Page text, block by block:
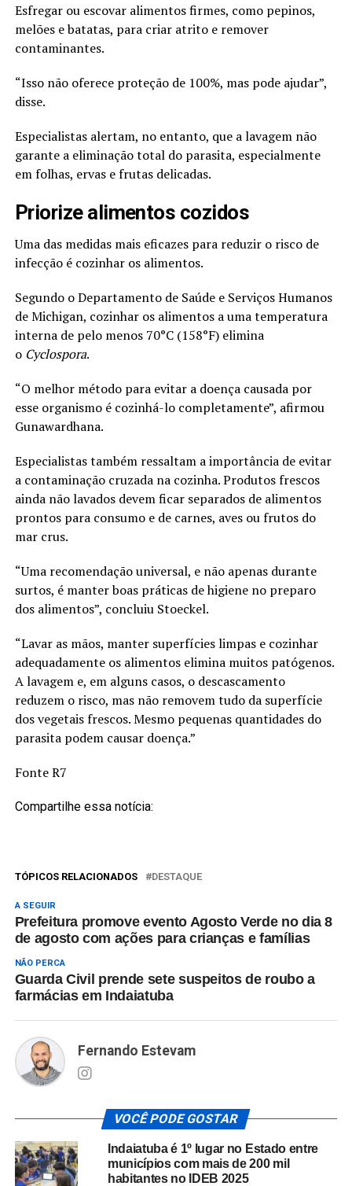
Esfregar ou escovar alimentos firmes, como pepinos,
melões e batatas, para criar atrito e remover
contaminantes.
“Isso não oferece proteção de 100%, mas pode ajudar”,
disse.
Especialistas alertam, no entanto, que a lavagem não
garante a eliminação total do parasita, especialmente
em folhas, ervas e frutas delicadas.
Priorize alimentos cozidos
Uma das medidas mais eficazes para reduzir o risco de
infecção é cozinhar os alimentos.
Segundo o Departamento de Saúde e Serviços Humanos
de Michigan, cozinhar os alimentos a uma temperatura
interna de pelo menos 70°C (158°F) elimina
o Cyclospora.
“O melhor método para evitar a doença causada por
esse organismo é cozinhá-lo completamente”, afirmou
Gunawardhana.
Especialistas também ressaltam a importância de evitar
a contaminação cruzada na cozinha. Produtos frescos
ainda não lavados devem ficar separados de alimentos
prontos para consumo e de carnes, aves ou frutos do
mar crus.
“Uma recomendação universal, e não apenas durante
surtos, é manter boas práticas de higiene no preparo
dos alimentos”, concluiu Stoeckel.
“Lavar as mãos, manter superfícies limpas e cozinhar
adequadamente os alimentos elimina muitos patógenos.
A lavagem e, em alguns casos, o descascamento
reduzem o risco, mas não removem tudo da superfície
dos vegetais frescos. Mesmo pequenas quantidades do
parasita podem causar doença.”
Fonte R7
Compartilhe essa notícia:
TÓPICOS RELACIONADOS DESTAQUE
A SEGUIR
Prefeitura promove evento Agosto Verde no dia 8
de agosto com ações para crianças e famílias
NÃO PERCA
Guarda Civil prende sete suspeitos de roubo a
farmácias em Indaiatuba
Fernando Estevam
VOCÊ PODE GOSTAR
Indaiatuba é 1º lugar no Estado entre
municípios com mais de 200 mil
habitantes no IDEB 2025